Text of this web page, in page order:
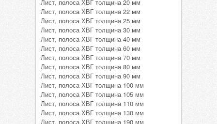
Лист, полоса ХВГ толщина 20 мм
Лист, полоса ХВГ толщина 22 мм
Лист, полоса ХВГ толщина 25 мм
Лист, полоса ХВГ толщина 30 мм
Лист, полоса ХВГ толщина 40 мм
Лист, полоса ХВГ толщина 60 мм
Лист, полоса ХВГ толщина 70 мм
Лист, полоса ХВГ толщина 80 мм
Лист, полоса ХВГ толщина 90 мм
Лист, полоса ХВГ толщина 100 мм
Лист, полоса ХВГ толщина 105 мм
Лист, полоса ХВГ толщина 110 мм
Лист, полоса ХВГ толщина 130 мм
Лист, полоса ХВГ толщина 190 мм